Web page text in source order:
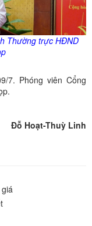
Thường trực HĐND
7. Phóng viên Cổng
Đỗ Hoạt-Thuỳ Linh